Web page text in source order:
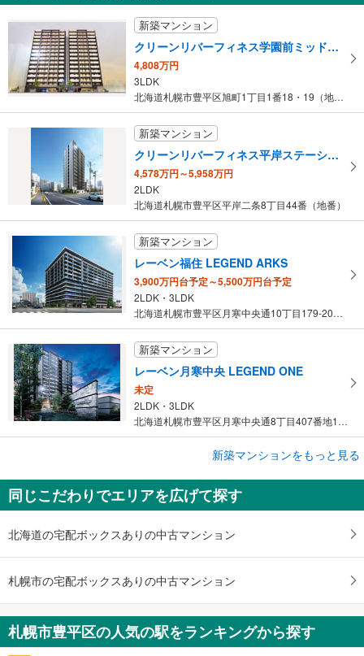
新築マンション
クリーンリバーフィネス学園前ミッドステージ
4,808万円
3LDK
北海道札幌市豊平区旭町1丁目1番18・19（地番）
新築マンション
クリーンリバーフィネス平岸ステーションサイド
4,578万円～5,958万円
2LDK
北海道札幌市豊平区平岸二条8丁目44番（地番）
新築マンション
レーベン福住 LEGEND ARKS
3,900万円台予定～5,500万円台予定
2LDK・3LDK
北海道札幌市豊平区月寒中央通10丁目179-20（地番）
新築マンション
レーベン月寒中央 LEGEND ONE
未定
2LDK・3LDK
北海道札幌市豊平区月寒中央通8丁目407番地1（地番）
新築マンション
レーベン南平岸 ONE SUITE
未定
2LDK～4LDK
北海道札幌市豊平区平岸4条13丁目61番（地番）
新築マンションをもっと見る
同じこだわりでエリアを広げて探す
北海道の宅配ボックスありの中古マンション
札幌市の宅配ボックスありの中古マンション
札幌市豊平区の人気の駅をランキングから探す